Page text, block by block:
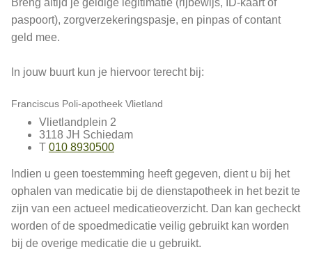
paspoort), zorgverzekeringspasje, en pinpas of contant
geld mee.
In jouw buurt kun je hiervoor terecht bij:
Franciscus Poli-apotheek Vlietland
Vlietlandplein 2
3118 JH Schiedam
T 010 8930500
Indien u geen toestemming heeft gegeven, dient u bij het
ophalen van medicatie bij de dienstapotheek in het bezit te
zijn van een actueel medicatieoverzicht. Dan kan gecheckt
worden of de spoedmedicatie veilig gebruikt kan worden
bij de overige medicatie die u gebruikt.